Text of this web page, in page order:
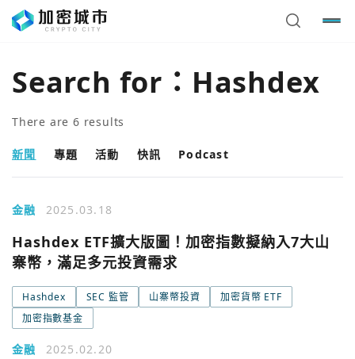
Search for： Hashdex
There are 6 results
新聞 專題 活動 快訊 Podcast
金融 2025.03.18
Hashdex ETF擴大版圖！加密指數擬納入7大山
寨幣，滿足多元投資需求
Hashdex SEC 監管 山寨幣投資
加密貨幣 ETF
加密指數基金
金融 2025.02.20